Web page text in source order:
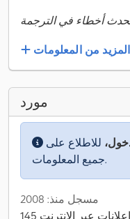
من المعلومات
مورد
للاطلاع على
جميع المعلومات.
مسجل منذ: 2008
145 إعلانات عبر الإنترنت